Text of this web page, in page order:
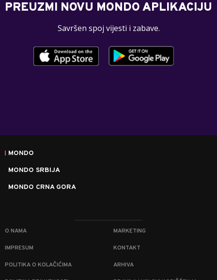
PREUZMI NOVU MONDO APLIKACIJU
Savršen spoj vijesti i zabave.
MONDO
MONDO SRBIJA
MONDO CRNA GORA
O NAMA MARKETING
IMPRESUM KONTAKT
POLITIKA O KOLAČIĆIMA ARHIVA